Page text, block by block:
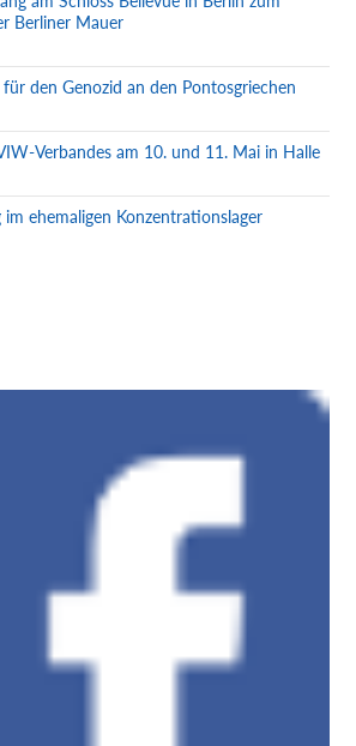
Berliner Mauer
den Genozid an den Pontosgriechen
Verbandes am 10. und 11. Mai in Halle
ehemaligen Konzentrationslager